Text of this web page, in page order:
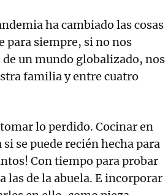
ha cambiado las cosas
para siempre, si no nos
un mundo globalizado, nos
familia y entre cuatro
lo perdido. Cocinar en
se puede recién hecha para
Con tiempo para probar
las de la abuela. E incorporar